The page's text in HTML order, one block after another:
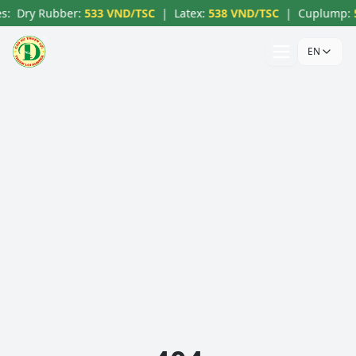
Dry Rubber: 533 VND/TSC| Latex: 538 VND/TSC| Cuplump:
EN